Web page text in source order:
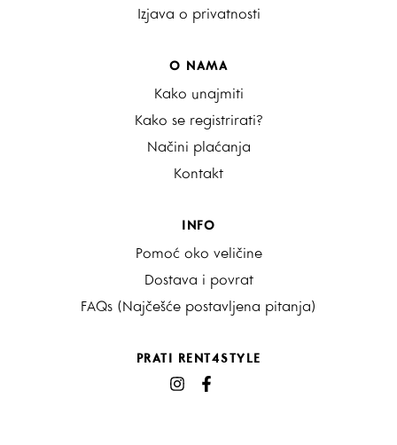
Izjava o privatnosti
O NAMA
Kako unajmiti
Kako se registrirati?
Načini plaćanja
Kontakt
INFO
Pomoć oko veličine
Dostava i povrat
FAQs (Najčešće postavljena pitanja)
PRATI RENT4STYLE